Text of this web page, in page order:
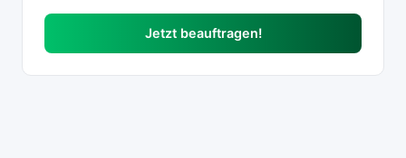
Jetzt beauftragen!